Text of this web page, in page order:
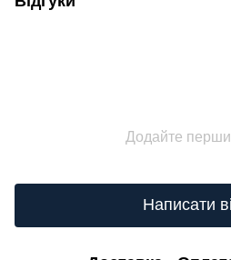
Додайте
Написати